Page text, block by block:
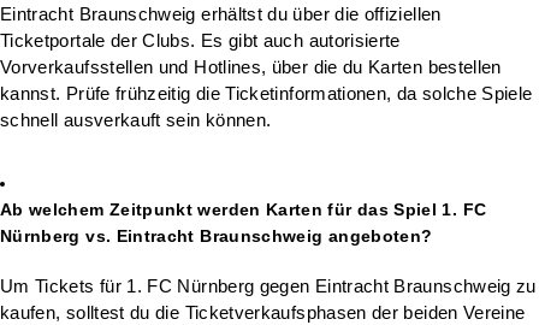
Eintracht Braunschweig erhältst du über die offiziellen
Ticketportale der Clubs. Es gibt auch autorisierte
Vorverkaufsstellen und Hotlines, über die du Karten bestellen
kannst. Prüfe frühzeitig die Ticketinformationen, da solche Spiele
schnell ausverkauft sein können.
Ab welchem Zeitpunkt werden Karten für das Spiel 1. FC
Nürnberg vs. Eintracht Braunschweig angeboten?
Um Tickets für 1. FC Nürnberg gegen Eintracht Braunschweig zu
kaufen, solltest du die Ticketverkaufsphasen der beiden Vereine